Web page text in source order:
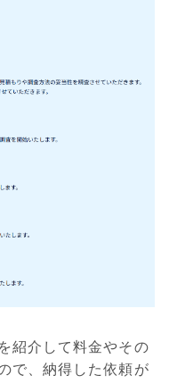
紹介して料金やその
で、納得した依頼が